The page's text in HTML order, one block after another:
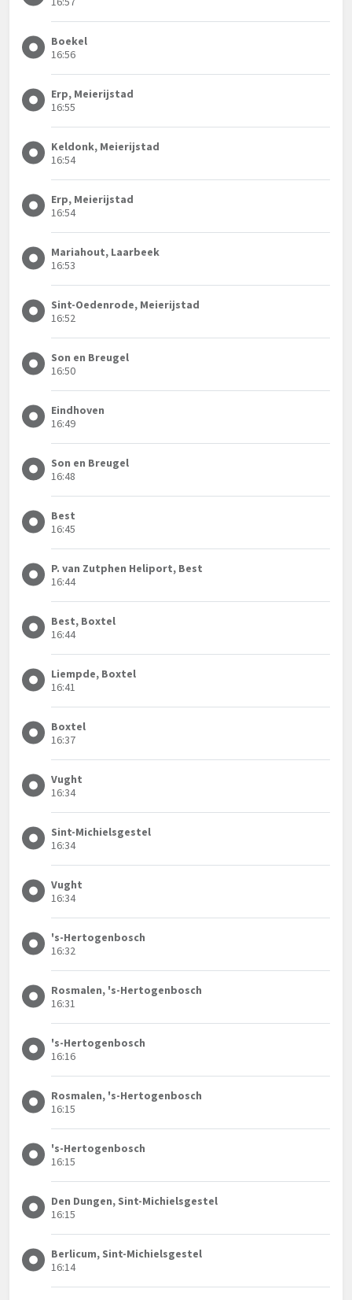
Boekel
16:56
Erp, Meierijstad
16:55
Keldonk, Meierijstad
16:54
Erp, Meierijstad
16:54
Mariahout, Laarbeek
16:53
Sint-Oedenrode, Meierijstad
16:52
Son en Breugel
16:50
Eindhoven
16:49
Son en Breugel
16:48
Best
16:45
P. van Zutphen Heliport, Best
16:44
Best, Boxtel
16:44
Liempde, Boxtel
16:41
Boxtel
16:37
Vught
16:34
Sint-Michielsgestel
16:34
Vught
16:34
's-Hertogenbosch
16:32
Rosmalen, 's-Hertogenbosch
16:31
's-Hertogenbosch
16:16
Rosmalen, 's-Hertogenbosch
16:15
's-Hertogenbosch
16:15
Den Dungen, Sint-Michielsgestel
16:15
Berlicum, Sint-Michielsgestel
16:14